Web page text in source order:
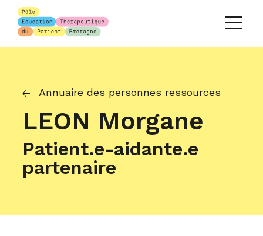
Annuaire des personnes ressources
LEON Morgane
Patient.e-aidante.e
partenaire